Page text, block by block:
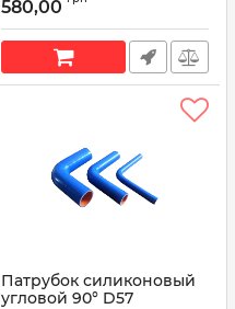
Артикул: 90° D50 L200*200
580,00
Патрубок силиконовый
угловой 90° D57